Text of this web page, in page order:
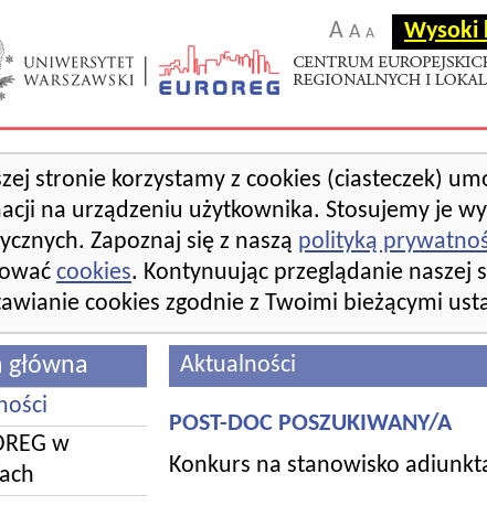
A A A Wysoki
stronie korzystamy z cookies (ciasteczek)
na urządzeniu użytkownika. Stosujemy je
Zapoznaj się z naszą polityką
cookies. Kontynuując przeglądanie naszej
cookies zgodnie z Twoimi bieżącymi
główna
w
Aktualności
POST-DOC POSZUKIWANY/A
Konkurs na stanowisko